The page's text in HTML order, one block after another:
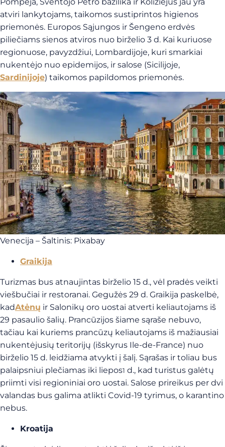
atviri lankytojams, taikomos sustiprintos higienos
priemonės. Europos Sąjungos ir Šengeno erdvės
piliečiams sienos atviros nuo birželio 3 d. Kai kuriuose
regionuose, pavyzdžiui, Lombardijoje, kuri smarkiai
nukentėjo nuo epidemijos, ir salose (Sicilijoje,
Sardinijoje) taikomos papildomos priemonės.
Venecija – Šaltinis: Pixabay
Graikija
Turizmas bus atnaujintas birželio 15 d., vėl pradės veikti
viešbučiai ir restoranai. Gegužės 29 d. Graikija paskelbė,
kadAtėnų ir Salonikų oro uostai atverti keliautojams iš
29 pasaulio šalių. Prancūzijos šiame sąraše nebuvo,
tačiau kai kuriems prancūzų keliautojams iš mažiausiai
nukentėjusių teritorijų (išskyrus Ile-de-France) nuo
birželio 15 d. leidžiama atvykti į šalį. Sąrašas ir toliau bus
palaipsniui plečiamas iki liepos1 d., kad turistus galėtų
priimti visi regioniniai oro uostai. Salose prireikus per dvi
valandas bus galima atlikti Covid-19 tyrimus, o karantino
nebus.
Kroatija